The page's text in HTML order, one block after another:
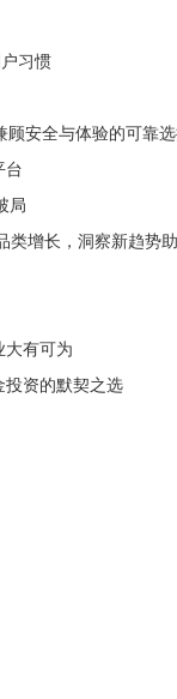
习惯
顾安全与体验的可靠
台
局
类增长，洞察新趋势
大有可为
投资的默契之选